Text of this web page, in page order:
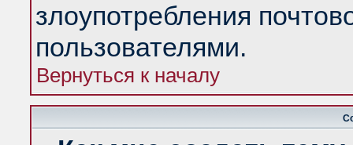
злоупотребления
пользователями.
Вернуться к началу